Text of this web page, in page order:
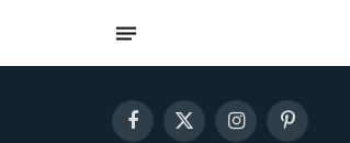
Facebook
X
InstagramPinterest